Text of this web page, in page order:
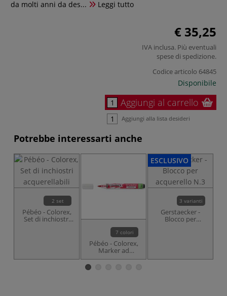
da molti anni da des...
Leggi tutto
€ 35,25
IVA inclusa. Più eventuali
spese di spedizione.
Codice articolo 64845
Disponibile
Aggiungi al carrello
Aggiungi alla lista desideri
Potrebbe interessarti anche
2 set
Pébéo - Colorex,
Set di inchiostri
7 colori
Pébéo - Colorex,
Marker ad
inchiostro per
ESCLUSIVO
3 varianti
Gerstaecker -
Blocco per